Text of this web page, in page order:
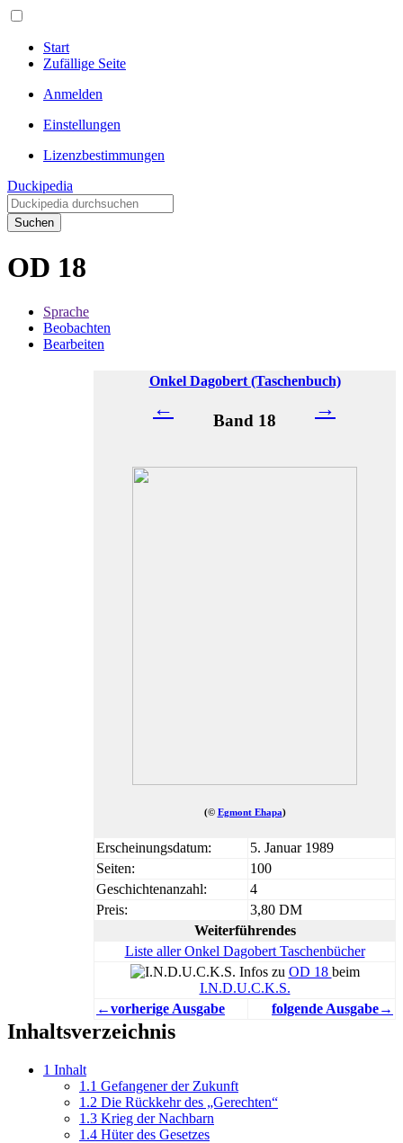
Start
Zufällige Seite
Anmelden
Einstellungen
Lizenzbestimmungen
Duckipedia
Suchen
OD 18
Sprache
Beobachten
Bearbeiten
Onkel Dagobert (Taschenbuch)
←
Band 18
→
(© Egmont Ehapa)
Erscheinungsdatum:
5. Januar 1989
Seiten:
100
Geschichtenanzahl:
4
Preis:
3,80 DM
Weiterführendes
Liste aller Onkel Dagobert Taschenbücher
Infos zu OD 18 beim
I.N.D.U.C.K.S.
←vorherige Ausgabe
folgende Ausgabe→
Inhaltsverzeichnis
1 Inhalt
1.1 Gefangener der Zukunft
1.2 Die Rückkehr des „Gerechten“
1.3 Krieg der Nachbarn
1.4 Hüter des Gesetzes